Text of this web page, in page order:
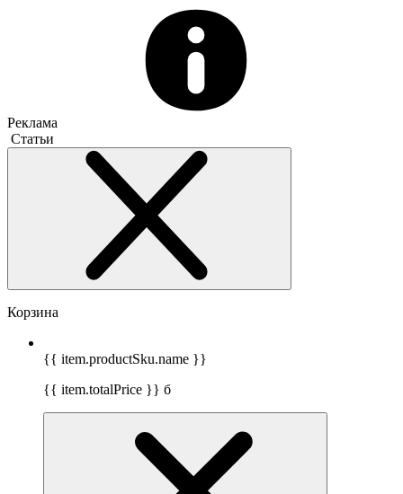
Реклама
Статьи
Корзина
{{ item.productSku.name }}
{{ item.totalPrice }} б